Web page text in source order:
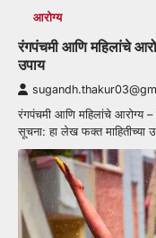
आरोग्य
रंगपंचमी आणि महिलांचे
उपाय
रंगपंचमी आणि महिलांचे आरोग्य
सूचना: हा लेख फक्त माहितीच्या